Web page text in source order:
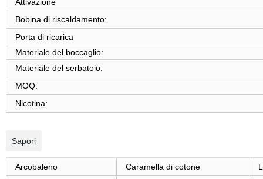
Bobina di riscaldamento:
Porta di ricarica
Materiale del boccaglio:
Materiale del serbatoio:
MOQ:
Nicotina:
Sapori
Arcobaleno Caramella di cotone